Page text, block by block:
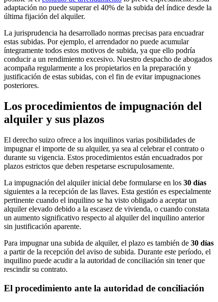
adaptación no puede superar el 40% de la subida del índice desde la
última fijación del alquiler.
La jurisprudencia ha desarrollado normas precisas para encuadrar
estas subidas. Por ejemplo, el arrendador no puede acumular
íntegramente todos estos motivos de subida, ya que ello podría
conducir a un rendimiento excesivo. Nuestro despacho de abogados
acompaña regularmente a los propietarios en la preparación y
justificación de estas subidas, con el fin de evitar impugnaciones
posteriores.
Los procedimientos de impugnación del
alquiler y sus plazos
El derecho suizo ofrece a los inquilinos varias posibilidades de
impugnar el importe de su alquiler, ya sea al celebrar el contrato o
durante su vigencia. Estos procedimientos están encuadrados por
plazos estrictos que deben respetarse escrupulosamente.
La impugnación del alquiler inicial debe formularse en los 30 días
siguientes a la recepción de las llaves. Esta gestión es especialmente
pertinente cuando el inquilino se ha visto obligado a aceptar un
alquiler elevado debido a la escasez de vivienda, o cuando constata
un aumento significativo respecto al alquiler del inquilino anterior
sin justificación aparente.
Para impugnar una subida de alquiler, el plazo es también de 30 días
a partir de la recepción del aviso de subida. Durante este período, el
inquilino puede acudir a la autoridad de conciliación sin tener que
rescindir su contrato.
El procedimiento ante la autoridad de conciliación